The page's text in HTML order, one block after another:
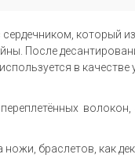
сердечником, который
После
в
волокон,
браслетов, как